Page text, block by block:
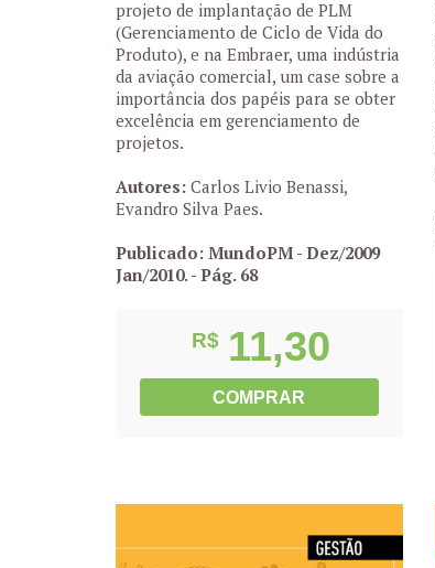
projeto de implantação de PLM
(Gerenciamento de Ciclo de Vida do
Produto), e na Embraer, uma indústria
da aviação comercial, um case sobre a
importância dos papéis para se obter
excelência em gerenciamento de
projetos.
Autores: Carlos Livio Benassi,
Evandro Silva Paes.
Publicado: MundoPM - Dez/2009
Jan/2010.- Pág. 68
R$ 11,30
COMPRAR